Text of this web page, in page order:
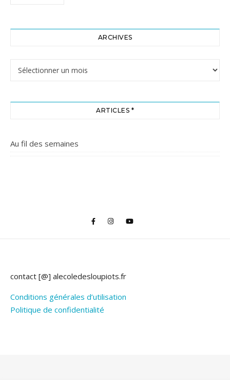
ARCHIVES
ARTICLES *
Au fil des semaines
contact [@] alecoledesloupiots.fr
Conditions générales d’utilisation
Politique de confidentialité